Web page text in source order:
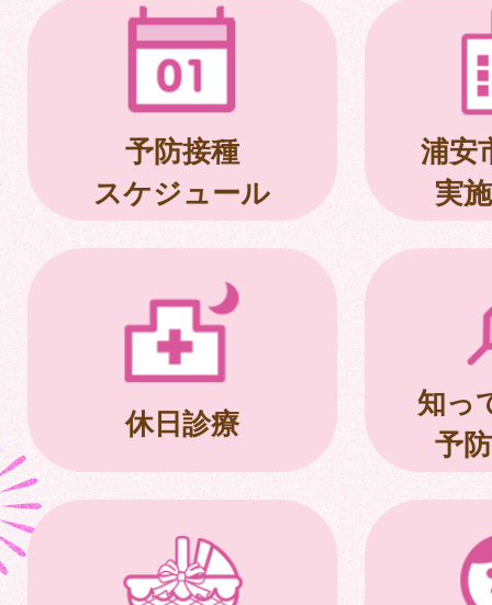
予防接種
スケジュール
浦安
実
休日診療
知っ
予